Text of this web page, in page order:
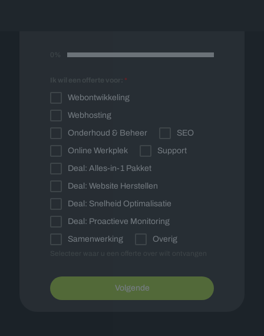
0%
Ik wil een offerte voor: *
Webontwikkeling
Webhosting
Onderhoud & Beheer
SEO
Online Werkplek
Support
Deal: Alles-in-1 Pakket
Deal: Website Herstellen
Deal: Snelheid Optimalisatie
Deal: Proactieve Monitoring
Samenwerking
Overig
Selecteer waar u een offerte over wilt ontvangen
Volgende